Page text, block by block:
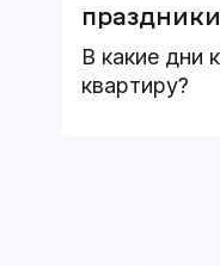
В какие дни
квартиру?